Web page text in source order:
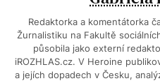
Redaktorka a komentátorka
Žurnalistiku na Fakultě
působila jako externí
iROZHLAS.cz. V Heroine
a jejích dopadech v Česku,